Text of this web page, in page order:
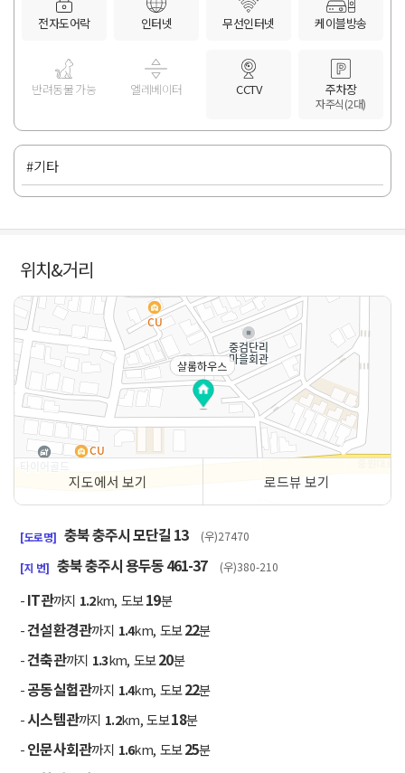
전자도어락 인터넷 무선인터넷 케이블방송
반려동물 가능 엘레베이터 CCTV 주차장
자주식(2대)
#기타
위치&거리
샬롬하우스
지도에서 보기 로드뷰 보기
[도로명] 충북 충주시 모단길 13 (우)27470
[지 번] 충북 충주시 용두동 461-37 (우)380-210
-IT관까지 1.2km, 도보19분
-건설환경관까지 1.4km, 도보22분
-건축관까지 1.3km, 도보20분
-공동실험관까지 1.4km, 도보22분
-시스템관까지 1.2km, 도보18분
-인문사회관까지 1.6km, 도보25분